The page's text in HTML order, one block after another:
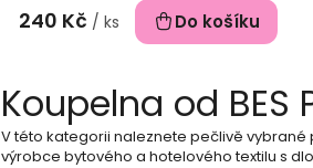
240 Kč / ks Do košíku
Koupelna od BES
V této kategorii naleznete pečlivě vybrané
výrobce bytového a hotelového textilu s